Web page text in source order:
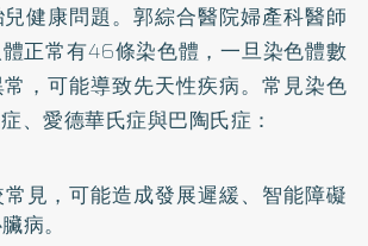
健康問題。郭綜合醫院婦產科醫師
正常有46條染色體，一旦染色體數
，可能導致先天性疾病。常見染色
、愛德華氏症與巴陶氏症：
常見，可能造成發展遲緩、智能障礙
病。